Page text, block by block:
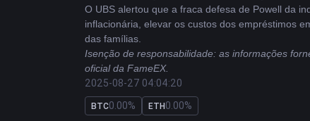
O UBS alertou que a fraca defesa de Powell da
inflacionária, elevar os custos dos empréstimos
das famílias.
Isenção de responsabilidade: as informações
oficial da FameEX.
2025-08-27 04:04:20
BTC0.00% ETH0.00%